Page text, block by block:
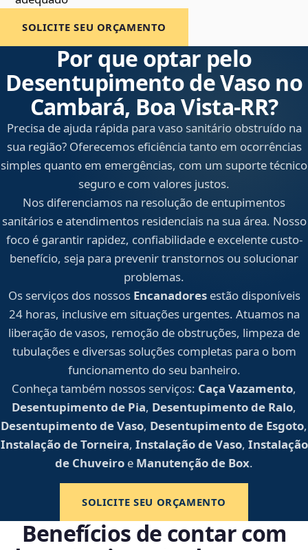
SOLICITE SEU ORÇAMENTO
Por que optar pelo
Desentupimento de Vaso no
Cambará, Boa Vista‑RR?
Precisa de ajuda rápida para vaso sanitário obstruído na
sua região? Oferecemos eficiência tanto em ocorrências
simples quanto em emergências, com um suporte técnico
seguro e com valores justos.
Nos diferenciamos na resolução de entupimentos
sanitários e atendimentos residenciais na sua área. Nosso
foco é garantir rapidez, confiabilidade e excelente custo-
benefício, seja para prevenir transtornos ou solucionar
problemas.
Os serviços dos nossos Encanadoresestão disponíveis
24 horas, inclusive em situações urgentes. Atuamos na
liberação de vasos, remoção de obstruções, limpeza de
tubulações e diversas soluções completas para o bom
funcionamento do seu banheiro.
Conheça também nossos serviços: Caça Vazamento,
Desentupimento de Pia, Desentupimento de Ralo,
Desentupimento de Vaso, Desentupimento de Esgoto,
Instalação de Torneira, Instalação de Vaso, Instalação
de Chuveiro e Manutenção de Box.
SOLICITE SEU ORÇAMENTO
Benefícios de contar com